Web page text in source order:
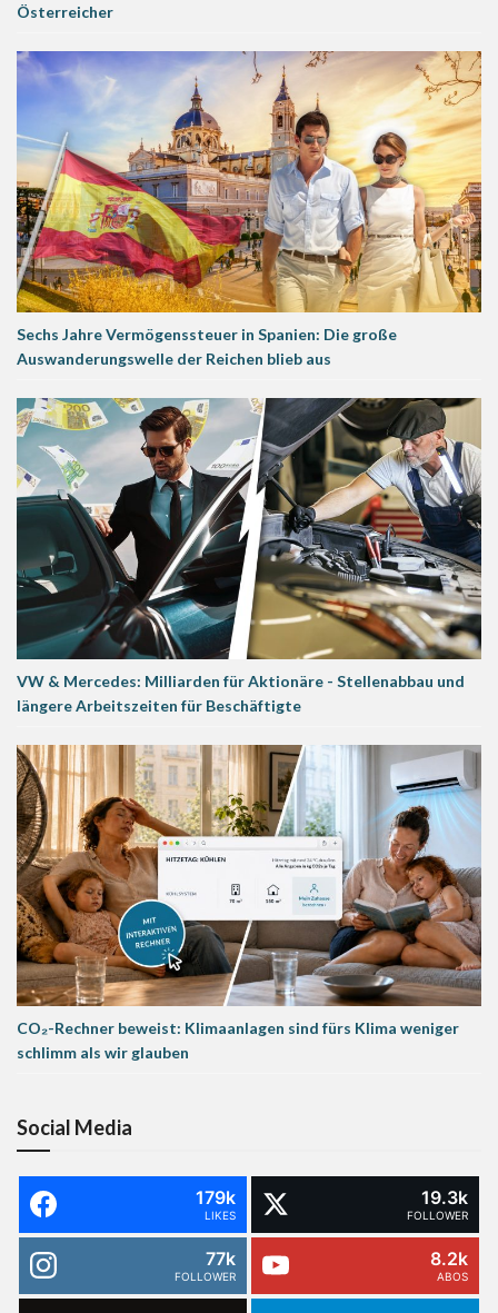
Österreicher
Sechs Jahre Vermögenssteuer in Spanien: Die große
Auswanderungswelle der Reichen blieb aus
VW & Mercedes: Milliarden für Aktionäre - Stellenabbau und
längere Arbeitszeiten für Beschäftigte
CO₂-Rechner beweist: Klimaanlagen sind fürs Klima weniger
schlimm als wir glauben
Social Media
179k
LIKES
19.3k
FOLLOWER
77k
FOLLOWER
8.2k
ABOS